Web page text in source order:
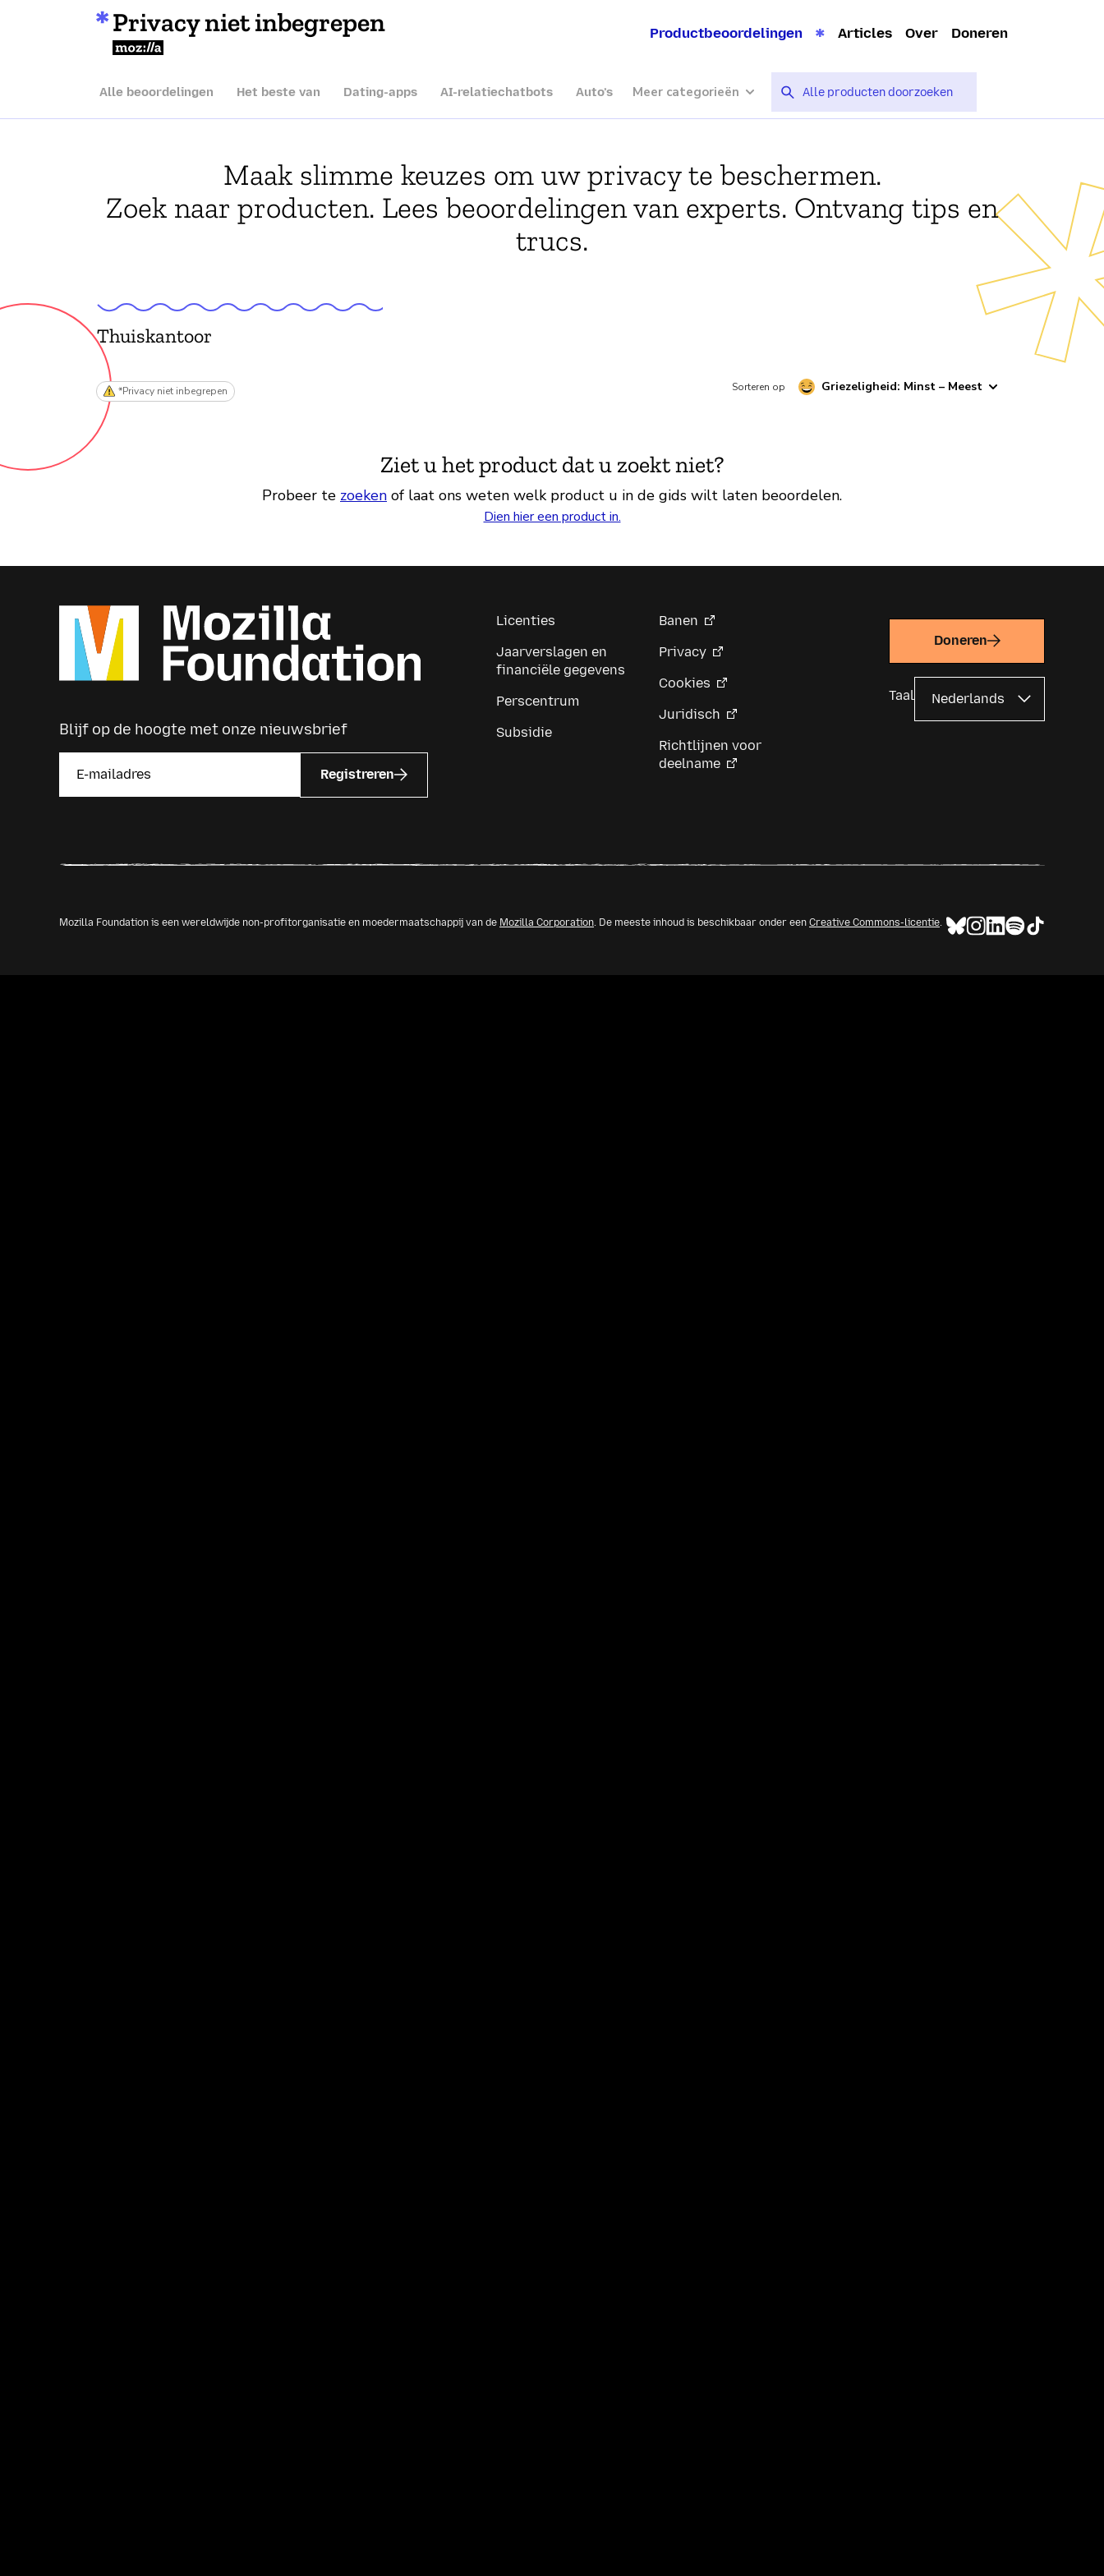
Privacy niet inbegrepen
Mozilla
Productbeoordelingen Articles Over Doneren
Alle beoordelingen Het beste van Dating-apps AI-relatiechatbots Auto’s Meer categorieën
Maak slimme keuzes om uw privacy te beschermen.
Zoek naar producten. Lees beoordelingen van experts. Ontvang tips en
trucs.
Thuiskantoor
*Privacy niet inbegrepen Sorteren op Griezeligheid: Minst – Meest
Ziet u het product dat u zoekt niet?
Probeer te zoeken of laat ons weten welk product u in de gids wilt laten beoordelen.
Dien hier een product in.
Blijf op de hoogte met onze nieuwsbrief
Registreren
Licenties
Jaarverslagen en
financiële gegevens
Perscentrum
Subsidie
Banen
Privacy
Cookies
Juridisch
Richtlijnen voor
deelname
Doneren
Taal
Mozilla Foundation is een wereldwijde non-profitorganisatie en moedermaatschappij van de Mozilla Corporation . De meeste inhoud is beschikbaar onder een Creative Commons-licentie